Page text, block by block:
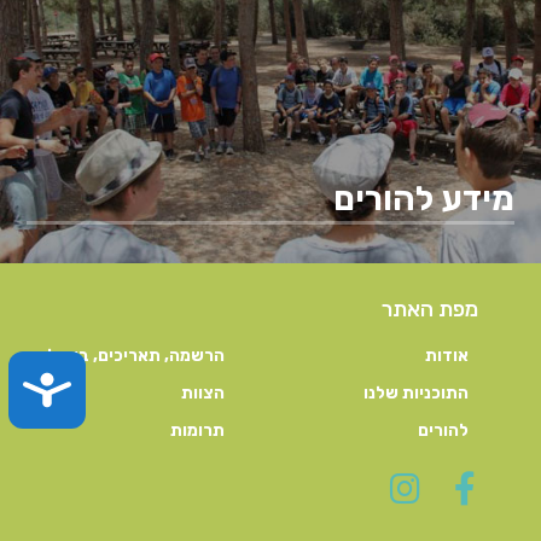
מידע להורים
מפת האתר
אודות
הרשמה, תאריכים, ביטול
התוכניות שלנו
הצוות
להורים
תרומות